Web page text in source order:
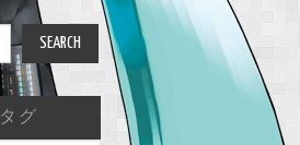
タグ